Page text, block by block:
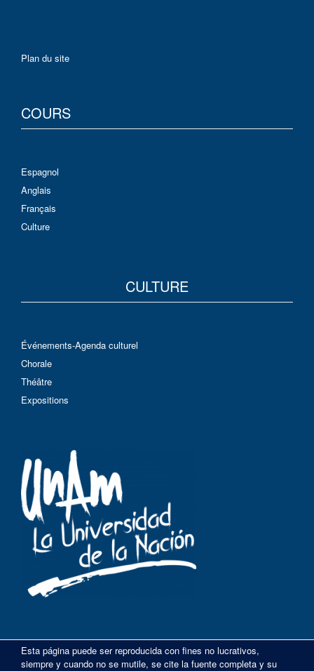
Plan du site
COURS
Espagnol
Anglais
Français
Culture
CULTURE
Événements-Agenda culturel
Chorale
Théâtre
Expositions
Esta página puede ser reproducida con fines no lucrativos,
siempre y cuando no se mutile, se cite la fuente completa y su